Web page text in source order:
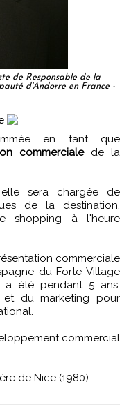
de Responsable de la
d'Andorre en France -
en tant que
commercialede la
sera chargée de
de la destination,
shopping à l'heure
commerciale
du Forte Village
a été pendant 5 ans,
et du marketing pour
commercial
de Nice (1980).